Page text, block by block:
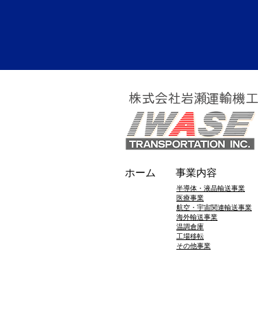
株式会社岩瀬運輸機工
ホーム 事業内容
半導体・液晶輸送事業
医療事業
航空・宇宙関連輸送事業
海外輸送事業
温調倉庫
工場移転
​その他事業